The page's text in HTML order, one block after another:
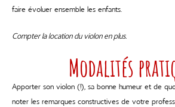
faire évoluer ensemble les enfants.
Compter la location du violon en plus.
Modalités
Apporter son violon (!), sa bonne humeur et de
noter les remarques constructives de votre